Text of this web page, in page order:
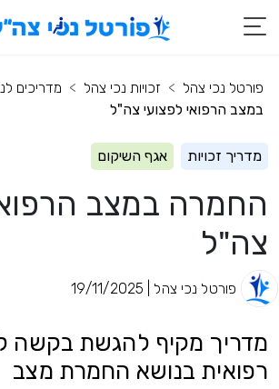
פורטל נכי צהל זכויות נכי צהל מדריכים
במצב הרפואי לפצועי צה"ל
מדריך זכויות אגף השיקום
החמרה במצב
צה"ל
פורטל נכי צהל | 19/11/2025
מדריך מקיף להגשת בקשה
רפואית בנושא החמרת מצב